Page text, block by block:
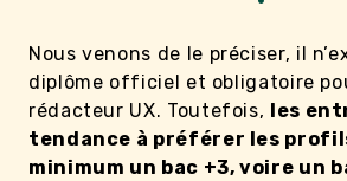
Nous venons de le préciser, il
diplôme officiel et obligatoire
rédacteur UX. Toutefois,
les
tendance à préférer les
minimum un bac +3, voire un